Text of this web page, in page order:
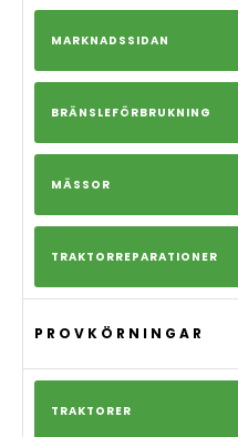
MARKNADSSIDAN
BRÄNSLEFÖRBRUKNING
MÄSSOR
TRAKTORREPARATIONER
PROVKÖRNINGAR
TRAKTORER